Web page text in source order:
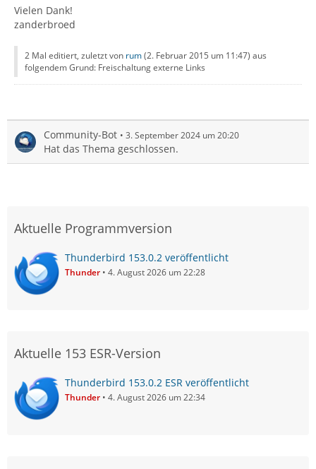
Vielen Dank!
zanderbroed
2 Mal editiert, zuletzt von rum(2. Februar 2015 um 11:47) aus
folgendem Grund: Freischaltung externe Links
Community-Bot 3. September 2024 um 20:20
Hat das Thema geschlossen.
Aktuelle Programmversion
Thunderbird 153.0.2 veröffentlicht
Thunder 4. August 2026 um 22:28
Aktuelle 153 ESR-Version
Thunderbird 153.0.2 ESR veröffentlicht
Thunder 4. August 2026 um 22:34